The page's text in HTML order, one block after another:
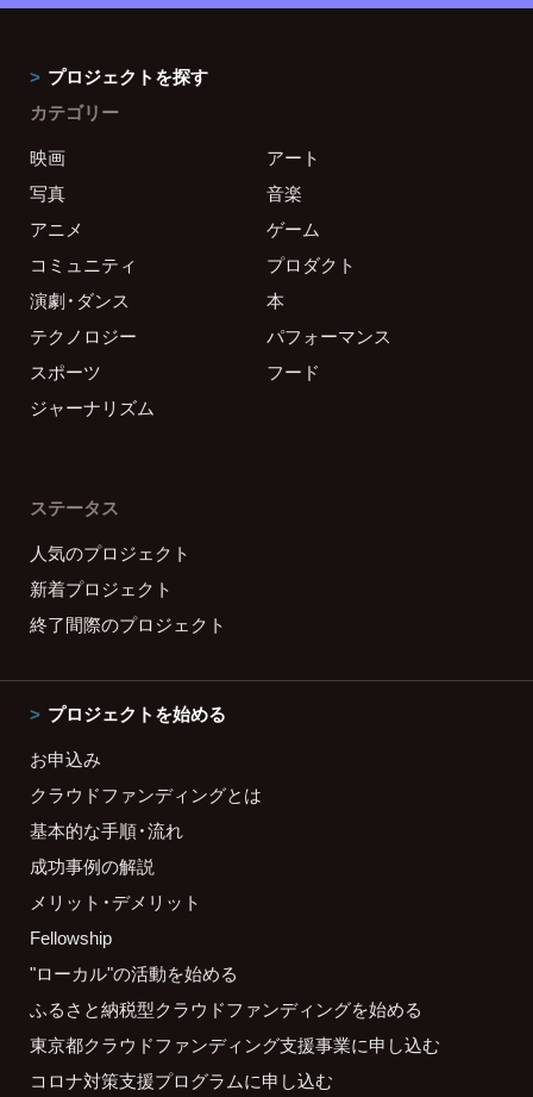
プロジェクトを探す
カテゴリー
映画
アート
写真
音楽
アニメ
ゲーム
コミュニティ
プロダクト
演劇・ダンス
本
テクノロジー
パフォーマンス
スポーツ
フード
ジャーナリズム
ステータス
人気のプロジェクト
新着プロジェクト
終了間際のプロジェクト
プロジェクトを始める
お申込み
クラウドファンディングとは
基本的な手順・流れ
成功事例の解説
メリット・デメリット
Fellowship
"ローカル"の活動を始める
ふるさと納税型クラウドファンディングを始める
東京都クラウドファンディング支援事業に申し込む
コロナ対策支援プログラムに申し込む